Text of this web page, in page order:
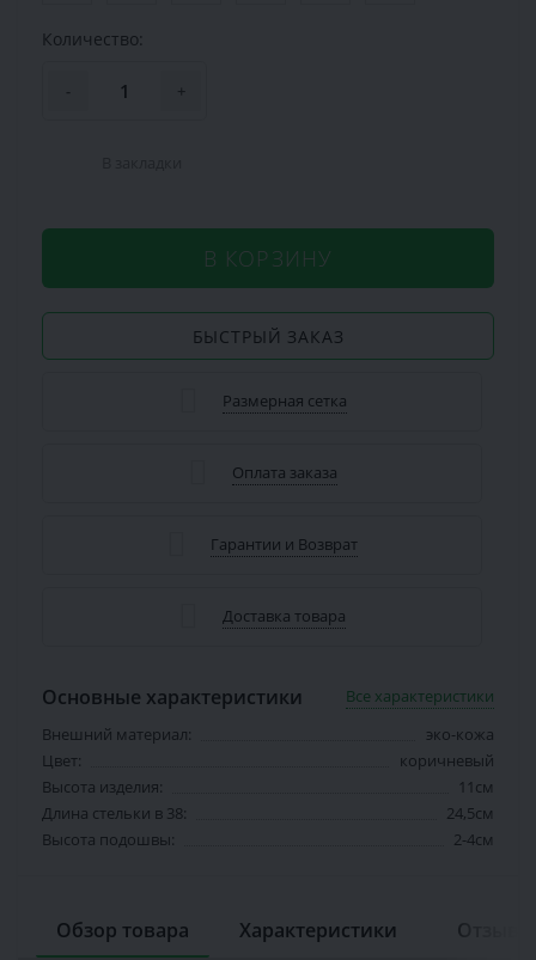
Количество:
- +
В КОРЗИНУ
БЫСТРЫЙ ЗАКАЗ
Размерная сетка
Оплата заказа
Гарантии и Возврат
Доставка товара
Основные характеристики
Все характеристики
Внешний материал:
эко-кожа
Цвет:
коричневый
Высота изделия:
11см
Длина стельки в 38:
24,5см
Высота подошвы:
2-4см
Обзор товара Характеристики